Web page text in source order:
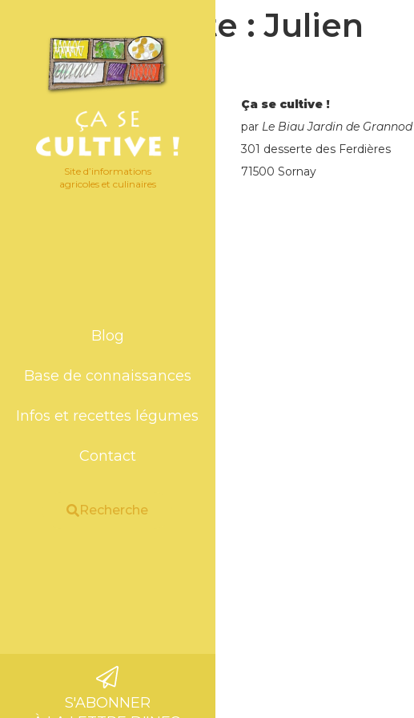
Site d’informations
agricoles et culinaires
Blog
Base de connaissances
Infos et recettes légumes
Contact
Recherche
S'ABONNER
Étiquette :Julien
Ça se cultive !
par Le Biau Jardin de Grannod
301 desserte des Ferdières
71500 Sornay